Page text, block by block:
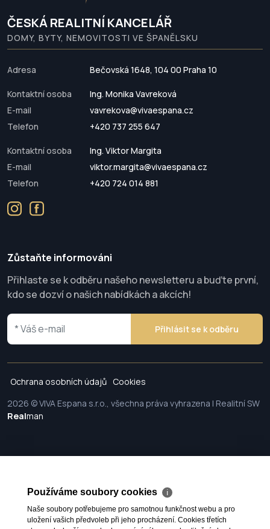
ČESKÁ REALITNÍ KANCELÁŘ
DOMY, BYTY, NEMOVITOSTI VE ŠPANĚLSKU
Adresa Bečovská 1648, 104 00 Praha 10
Kontaktní osoba
Ing. Monika Vavreková
E-mail
vavrekova@vivaespana.cz
Telefon
+420 737 255 647
Kontaktní osoba
Ing. Viktor Margita
E-mail
viktor.margita@vivaespana.cz
Telefon
+420 724 014 881
Zůstaňte informováni
Přihlaste se k odběru našeho newsletteru a buďte první,
kdo se dozví o našich nabídkách a akcích!
Přihlásit se k odběru
Ochrana osobních údajů Cookies
2026 © VIVA Espana s.r.o., všechna práva vyhrazena | Realitní SW
Realman
Používáme soubory cookies ℹ
Naše soubory potřebujeme pro samotnou funkčnost webu a pro
uložení vašich předvoleb při jeho procházení. Cookies třetích